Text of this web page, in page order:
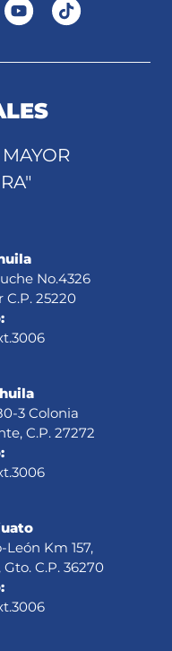
No.4326
C.P. 25220
3 Colonia
C.P. 27272
Km 157,
C.P. 36270